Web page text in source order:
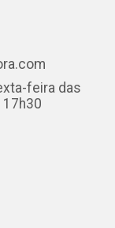
feira das
17h30